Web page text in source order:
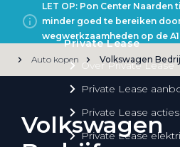
Private Lease
Over Private Lease
Private Lease
Private Lease acties
Private Lease
LET OP: Pon Center Naarden
minder goed te bereiken
wegwerkzaamheden op de A1
Auto kopen Volkswagen
Volkswagen